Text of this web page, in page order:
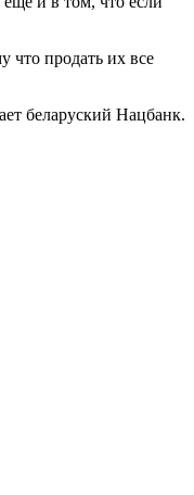
что продать их все
беларуский Нацбанк.